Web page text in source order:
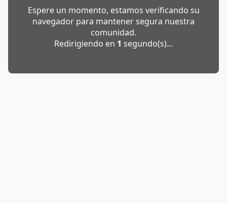
Espere un momento, estamos verificando su
navegador para mantener segura nuestra
comunidad.
Redirigiendo en 1 segundo(s)...